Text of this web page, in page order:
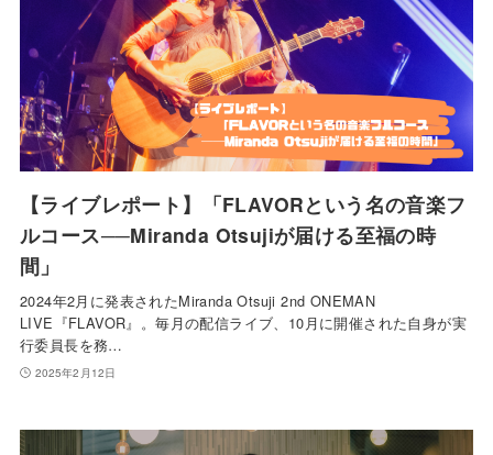
【ライブレポート】「FLAVORという名の音楽フ
ルコース──Miranda Otsujiが届ける至福の時
間」
2024年2月に発表されたMiranda Otsuji 2nd ONEMAN
LIVE『FLAVOR』。毎月の配信ライブ、10月に開催された自身が実
行委員長を務…
2025年2月12日